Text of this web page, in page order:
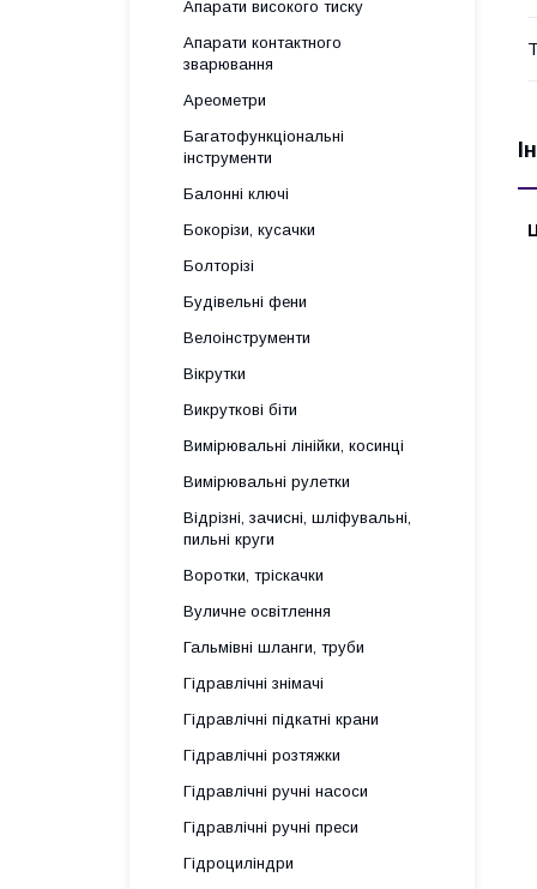
Апарати високого тиску
Апарати контактного
зварювання
Ареометри
Багатофункціональні
інструменти
Балонні ключі
Бокорізи, кусачки
Болторізі
Будівельні фени
Велоінструменти
Вікрутки
Викруткові біти
Вимірювальні лінійки, косинці
Вимірювальні рулетки
Відрізні, зачисні, шліфувальні,
пильні круги
Воротки, тріскачки
Вуличне освітлення
Гальмівні шланги, труби
Гідравлічні знімачі
Гідравлічні підкатні крани
Гідравлічні розтяжки
Гідравлічні ручні насоси
Гідравлічні ручні преси
Гідроциліндри